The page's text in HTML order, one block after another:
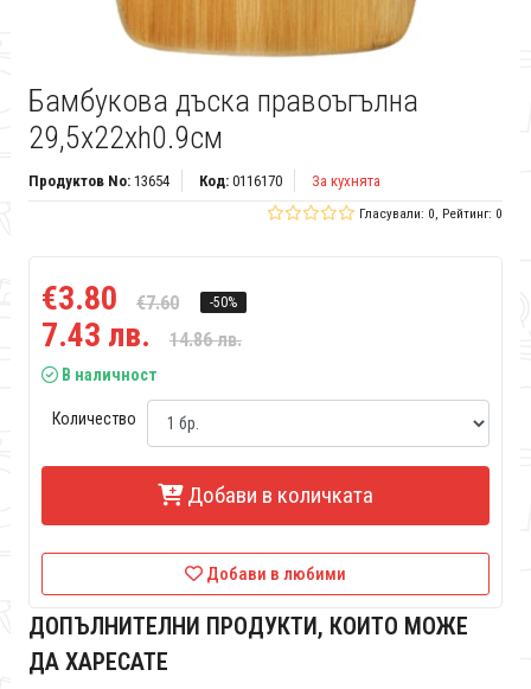
Бамбукова дъска правоъгълна
29,5x22xh0.9см
Продуктов No:13654 Код:0116170 За кухнята
Гласували: 0, Рейтинг: 0
€3.80 €7.60 -50%
7.43 лв. 14.86 лв.
В наличност
Количество
Добави в количката
Добави в любими
ДОПЪЛНИТЕЛНИ ПРОДУКТИ, КОИТО МОЖЕ
ДА ХАРЕСАТЕ